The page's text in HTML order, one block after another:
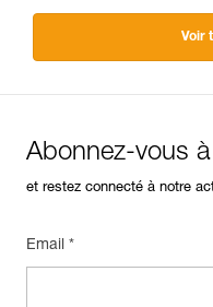
Voir
Abonnez-vous
et restez connecté à notre
Email *